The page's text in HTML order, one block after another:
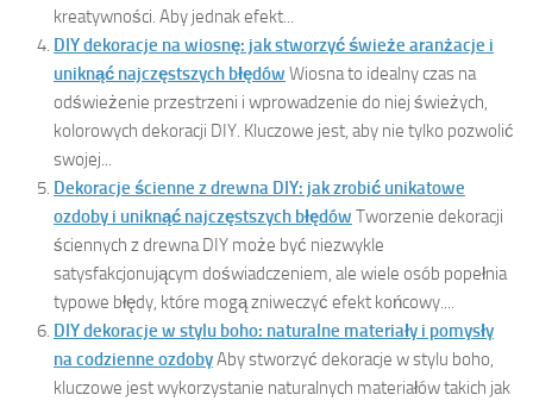
kreatywności. Aby jednak efekt...
DIY dekoracje na wiosnę: jak stworzyć świeże aranżacje i
uniknąć najczęstszych błędów Wiosna to idealny czas na
odświeżenie przestrzeni i wprowadzenie do niej świeżych,
kolorowych dekoracji DIY. Kluczowe jest, aby nie tylko pozwolić
swojej...
Dekoracje ścienne z drewna DIY: jak zrobić unikatowe
ozdoby i uniknąć najczęstszych błędów Tworzenie dekoracji
ściennych z drewna DIY może być niezwykle
satysfakcjonującym doświadczeniem, ale wiele osób popełnia
typowe błędy, które mogą zniweczyć efekt końcowy....
DIY dekoracje w stylu boho: naturalne materiały i pomysły
na codzienne ozdobyAby stworzyć dekoracje w stylu boho,
kluczowe jest wykorzystanie naturalnych materiałów takich jak